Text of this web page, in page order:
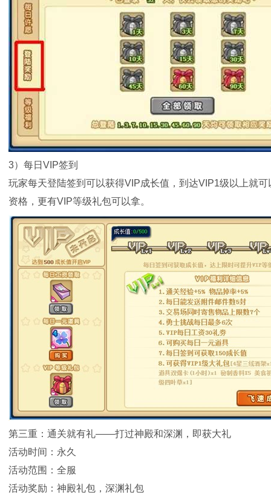
3）每日VIP签到
玩家每天登陆签到可以获得VIP成长值，到达VIP1级以上就
资格，更有VIP等级礼包可以拿。
第三重：通关就有礼——打过神殿和深渊，即获大礼
活动时间：永久
活动范围：全服
活动奖励：神殿礼包，深渊礼包